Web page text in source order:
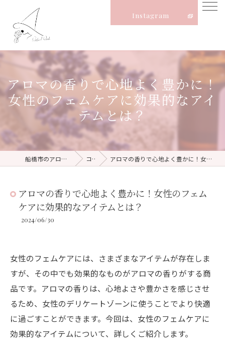
Instagram
アロマの香りで心地よく豊かに！
女性のフェムケアに効果的なアイ
テムとは？
船橋市のアロマならNatural Witch コラム アロマの香りで心地よく豊かに！女性のフェムケアに効果的なアイテムとは？
アロマの香りで心地よく豊かに！女性のフェム
ケアに効果的なアイテムとは？
2024/06/30
女性のフェムケアには、さまざまなアイテムが存在しま
すが、その中でも効果的なものがアロマの香りがする商
品です。アロマの香りは、心地よさや豊かさを感じさせ
るため、女性のデリケートゾーンに使うことでより快適
に過ごすことができます。今回は、女性のフェムケアに
効果的なアイテムについて、詳しくご紹介します。